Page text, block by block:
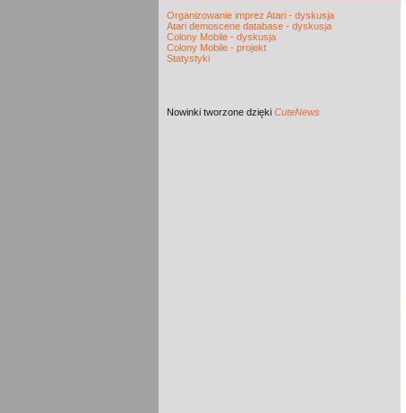
Organizowanie imprez Atari - dyskusja
Atari demoscene database - dyskusja
Colony Mobile - dyskusja
Colony Mobile - projekt
Statystyki
Nowinki tworzone dzięki CuteNews